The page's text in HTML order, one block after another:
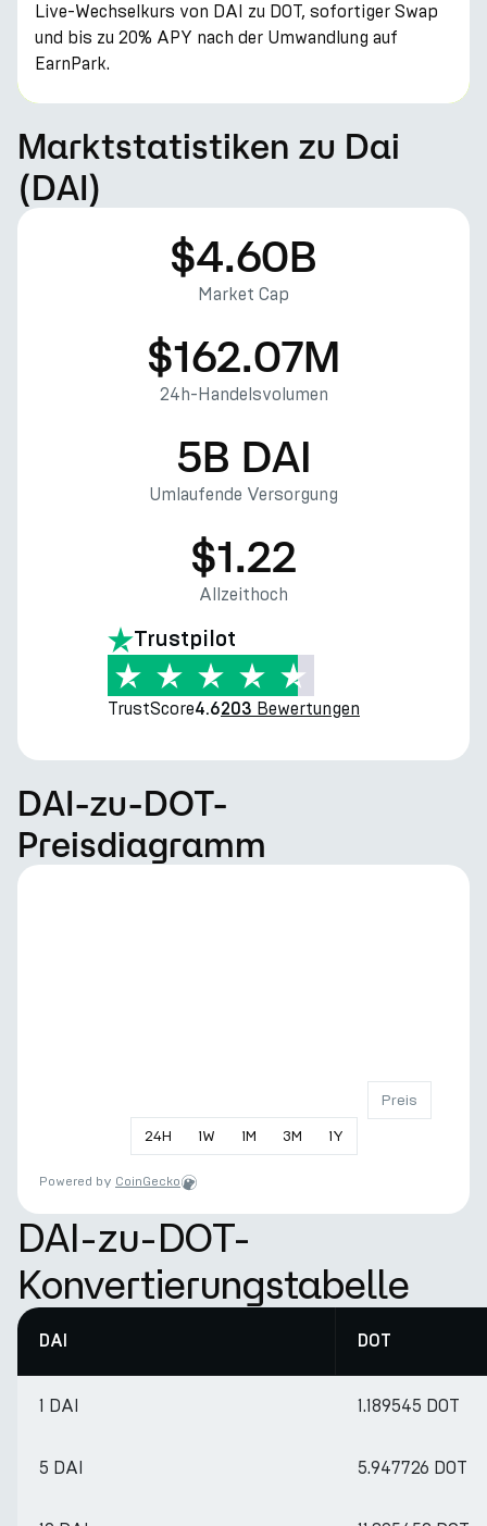
Live-Wechselkurs von DAI zu DOT, sofortiger Swap
und bis zu 20% APY nach der Umwandlung auf
EarnPark.
Marktstatistiken zu Dai
(DAI)
$4.60B
Market Cap
$162.07M
24h-Handelsvolumen
5B DAI
Umlaufende Versorgung
$1.22
Allzeithoch
Trustpilot
TrustScore4.6203 Bewertungen
DAI-zu-DOT-
Preisdiagramm
24H 1W 1M 3M 1Y
Preis
Powered by CoinGecko
DAI-zu-DOT-
Konvertierungstabelle
DAI DOT
1 DAI 1.189545 DOT
5 DAI 5.947726 DOT